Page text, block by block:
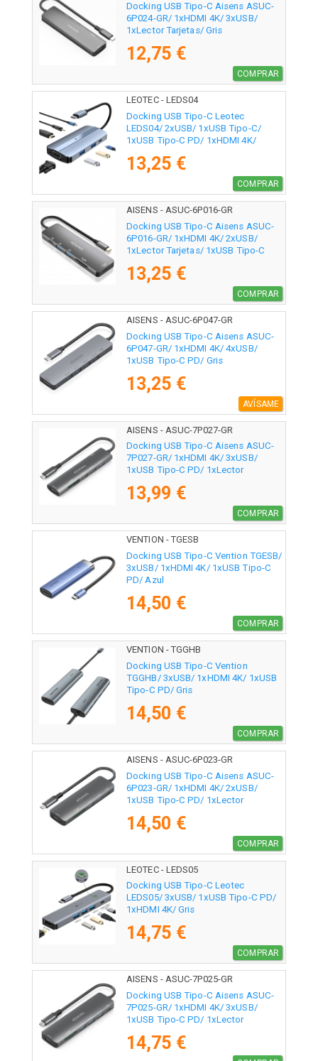
Docking USB Tipo-C Aisens ASUC-
6P024-GR/ 1xHDMI 4K/ 3xUSB/
1xLector Tarjetas/ Gris
12,75 €
COMPRAR
LEOTEC - LEDS04
Docking USB Tipo-C Leotec
LEDS04/ 2xUSB/ 1xUSB Tipo-C/
1xUSB Tipo-C PD/ 1xHDMI 4K/
13,25 €
COMPRAR
AISENS - ASUC-6P016-GR
Docking USB Tipo-C Aisens ASUC-
6P016-GR/ 1xHDMI 4K/ 2xUSB/
1xLector Tarjetas/ 1xUSB Tipo-C
13,25 €
COMPRAR
AISENS - ASUC-6P047-GR
Docking USB Tipo-C Aisens ASUC-
6P047-GR/ 1xHDMI 4K/ 4xUSB/
1xUSB Tipo-C PD/ Gris
13,25 €
AVÍSAME
AISENS - ASUC-7P027-GR
Docking USB Tipo-C Aisens ASUC-
7P027-GR/ 1xHDMI 4K/ 3xUSB/
1xUSB Tipo-C PD/ 1xLector
13,99 €
COMPRAR
VENTION - TGESB
Docking USB Tipo-C Vention TGESB/
3xUSB/ 1xHDMI 4K/ 1xUSB Tipo-C
PD/ Azul
14,50 €
COMPRAR
VENTION - TGGHB
Docking USB Tipo-C Vention
TGGHB/ 3xUSB/ 1xHDMI 4K/ 1xUSB
Tipo-C PD/ Gris
14,50 €
COMPRAR
AISENS - ASUC-6P023-GR
Docking USB Tipo-C Aisens ASUC-
6P023-GR/ 1xHDMI 4K/ 2xUSB/
1xUSB Tipo-C PD/ 1xLector
14,50 €
COMPRAR
LEOTEC - LEDS05
Docking USB Tipo-C Leotec
LEDS05/ 3xUSB/ 1xUSB Tipo-C PD/
1xHDMI 4K/ Gris
14,75 €
COMPRAR
AISENS - ASUC-7P025-GR
Docking USB Tipo-C Aisens ASUC-
7P025-GR/ 1xHDMI 4K/ 3xUSB/
1xUSB Tipo-C PD/ 1xLector
14,75 €